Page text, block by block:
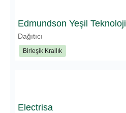
Edmundson Yeşil Teknoloji
Dağıtıcı
Birleşik Krallık
Electrisa